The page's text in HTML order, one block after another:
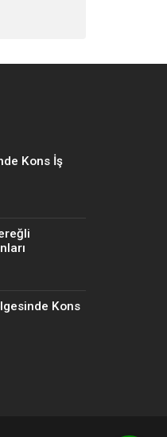
Kons İş
Kons